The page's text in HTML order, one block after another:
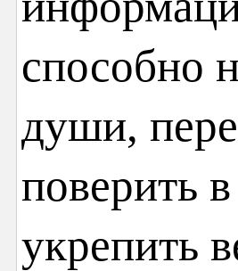
способно
души,
поверить
укрепить